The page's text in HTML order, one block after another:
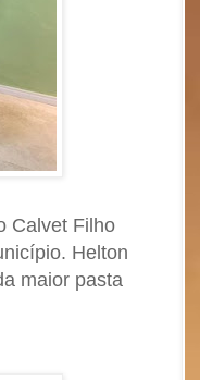
Calvet Filho
Helton
maior pasta